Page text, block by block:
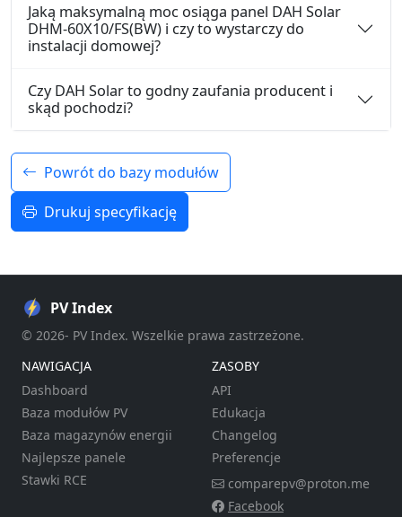
Jaką maksymalną moc osiąga panel DAH Solar
DHM-60X10/FS(BW) i czy to wystarczy do
instalacji domowej?
Czy DAH Solar to godny zaufania producent i
skąd pochodzi?
Powrót do bazy modułów
Drukuj specyfikację
PV Index
© 2026- PV Index. Wszelkie prawa zastrzeżone.
NAWIGACJA
Dashboard
Baza modułów PV
Baza magazynów energii
Najlepsze panele
Stawki RCE
ZASOBY
API
Edukacja
Changelog
Preferencje
comparepv@proton.me
Facebook